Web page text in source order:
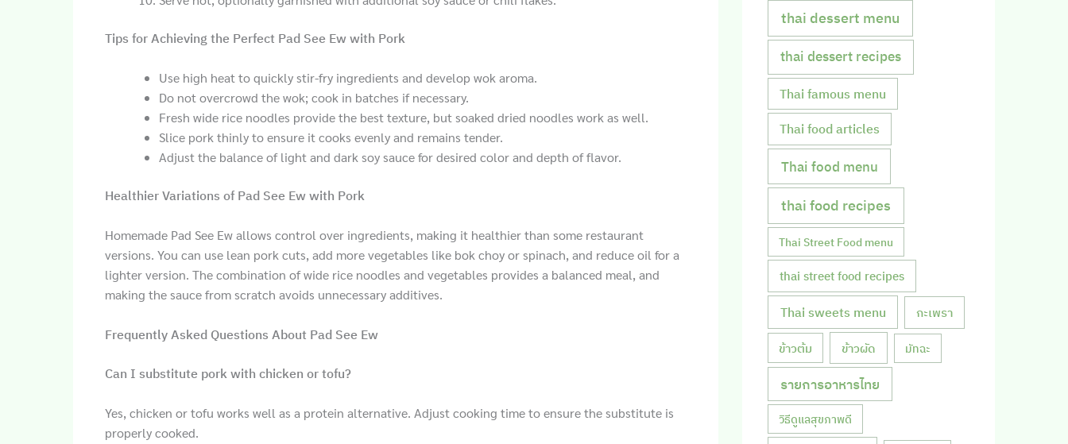
Tips for Achieving the Perfect Pad See Ew with Pork
Use high heat to quickly stir-fry ingredients and develop wok aroma.
Do not overcrowd the wok; cook in batches if necessary.
Fresh wide rice noodles provide the best texture, but soaked dried noodles work as well.
Slice pork thinly to ensure it cooks evenly and remains tender.
Adjust the balance of light and dark soy sauce for desired color and depth of flavor.
Healthier Variations of Pad See Ew with Pork
Homemade Pad See Ew allows control over ingredients, making it healthier than some restaurant
versions. You can use lean pork cuts, add more vegetables like bok choy or spinach, and reduce oil for a
lighter version. The combination of wide rice noodles and vegetables provides a balanced meal, and
making the sauce from scratch avoids unnecessary additives.
Frequently Asked Questions About Pad See Ew
Can I substitute pork with chicken or tofu?
Yes, chicken or tofu works well as a protein alternative. Adjust cooking time to ensure the substitute is
properly cooked.
thai dessert menu
thai dessert recipes
Thai famous menu
Thai food articles
Thai food menu
thai food recipes
Thai Street Food menu
thai street food recipes
Thai sweets menu กะเพรา
ข้าวต้ม ข้าวผัด มัทฉะ
รายการอาหารไทย
วิธีดูแลสุขภาพดี